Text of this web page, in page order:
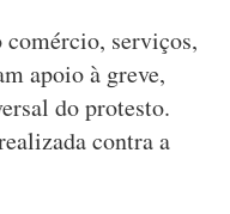
comércio, serviços,
apoio à greve,
do protesto.
contra a